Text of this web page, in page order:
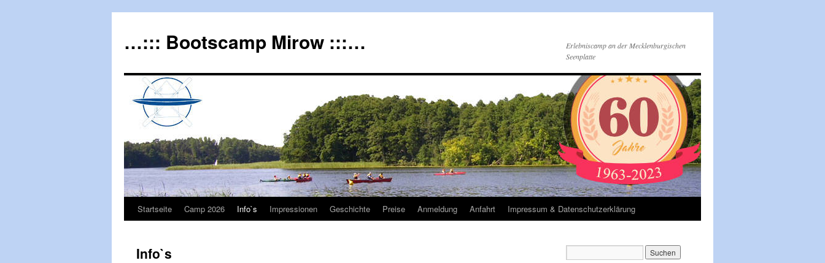
…::: Bootscamp Mirow :::…
Erlebniscamp an der Mecklenburgischen
Seenplatte
Startseite Camp 2026 Info`s Impressionen Geschichte Preise Anmeldung Anfahrt Impressum & Datenschutzerklärung
Info`s